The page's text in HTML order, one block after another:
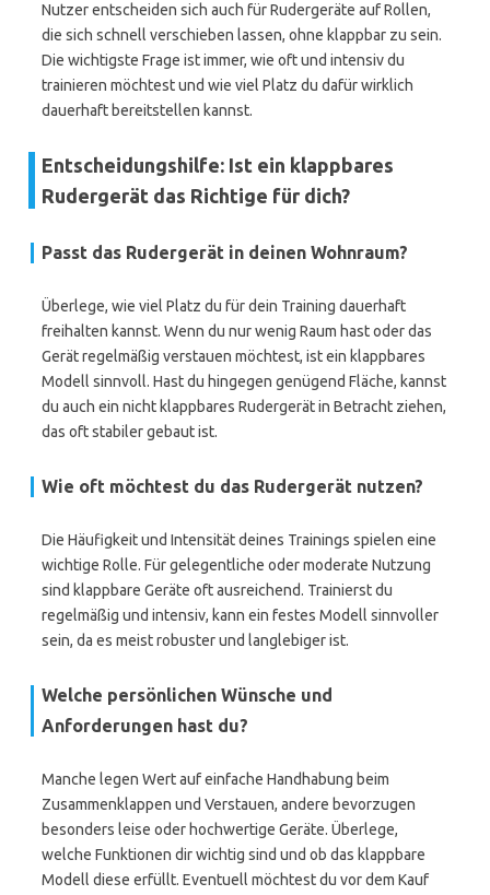
Nutzer entscheiden sich auch für Rudergeräte auf Rollen,
die sich schnell verschieben lassen, ohne klappbar zu sein.
Die wichtigste Frage ist immer, wie oft und intensiv du
trainieren möchtest und wie viel Platz du dafür wirklich
dauerhaft bereitstellen kannst.
Entscheidungshilfe: Ist ein klappbares
Rudergerät das Richtige für dich?
Passt das Rudergerät in deinen Wohnraum?
Überlege, wie viel Platz du für dein Training dauerhaft
freihalten kannst. Wenn du nur wenig Raum hast oder das
Gerät regelmäßig verstauen möchtest, ist ein klappbares
Modell sinnvoll. Hast du hingegen genügend Fläche, kannst
du auch ein nicht klappbares Rudergerät in Betracht ziehen,
das oft stabiler gebaut ist.
Wie oft möchtest du das Rudergerät nutzen?
Die Häufigkeit und Intensität deines Trainings spielen eine
wichtige Rolle. Für gelegentliche oder moderate Nutzung
sind klappbare Geräte oft ausreichend. Trainierst du
regelmäßig und intensiv, kann ein festes Modell sinnvoller
sein, da es meist robuster und langlebiger ist.
Welche persönlichen Wünsche und
Anforderungen hast du?
Manche legen Wert auf einfache Handhabung beim
Zusammenklappen und Verstauen, andere bevorzugen
besonders leise oder hochwertige Geräte. Überlege,
welche Funktionen dir wichtig sind und ob das klappbare
Modell diese erfüllt. Eventuell möchtest du vor dem Kauf